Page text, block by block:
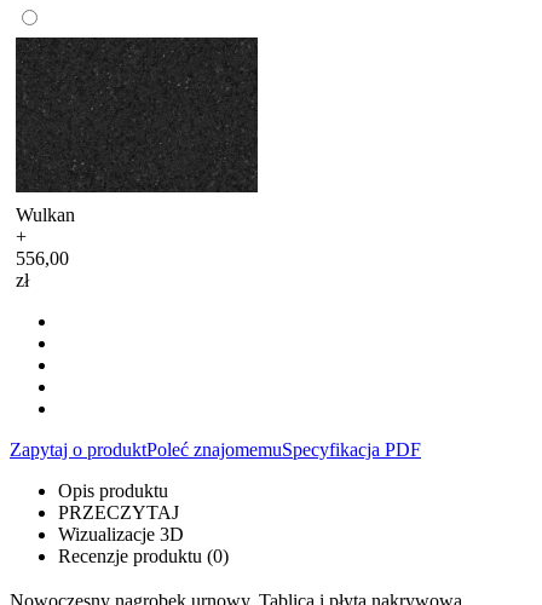
Wulkan
+
556,00
zł
Zapytaj o produktPoleć znajomemuSpecyfikacja PDF
Opis produktu
PRZECZYTAJ
Wizualizacje 3D
Recenzje produktu (0)
Nowoczesny nagrobek urnowy. Tablica i płyta nakrywowa